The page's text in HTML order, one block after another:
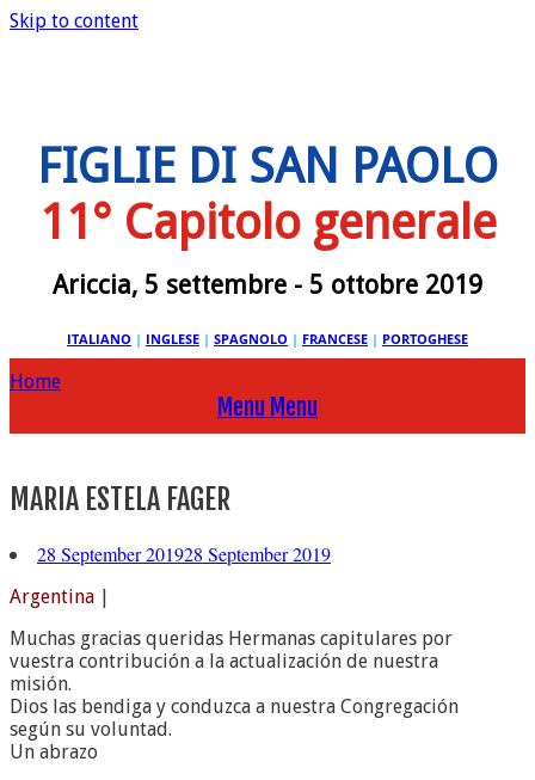
Skip to content
FIGLIE DI SAN PAOLO
11° Capitolo generale
Ariccia, 5 settembre - 5 ottobre 2019
ITALIANO | INGLESE | SPAGNOLO | FRANCESE | PORTOGHESE
Home
Menu Menu
MARIA ESTELA FAGER
28 September 201928 September 2019
Argentina |
Muchas gracias queridas Hermanas capitulares por
vuestra contribución a la actualización de nuestra
misión.
Dios las bendiga y conduzca a nuestra Congregación
según su voluntad.
Un abrazo